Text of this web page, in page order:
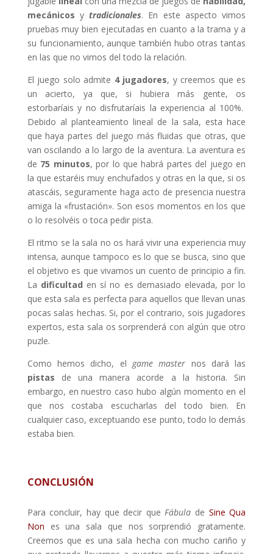
mecánicosy tradicionales. En este aspecto vimos
pruebas muy bien ejecutadas en cuanto a la trama y a
su funcionamiento, aunque también hubo otras tantas
en las que no vimos del todo la relación.
El juego solo admite 4 jugadores, y creemos que es
un acierto, ya que, si hubiera más gente, os
estorbaríais y no disfrutaríais la experiencia al 100%.
Debido al planteamiento lineal de la sala, esta hace
que haya partes del juego más fluidas que otras, que
van oscilando a lo largo de la aventura. La aventura es
de 75 minutos, por lo que habrá partes del juego en
la que estaréis muy enchufados y otras en la que, si os
atascáis, seguramente haga acto de presencia nuestra
amiga la «frustación». Son esos momentos en los que
o lo resolvéis o toca pedir pista.
El ritmo se la sala no os hará vivir una experiencia muy
intensa, aunque tampoco es lo que se busca, sino que
el objetivo es que vivamos un cuento de principio a fin.
La dificultad en sí no es demasiado elevada, por lo
que esta sala es perfecta para aquellos que llevan unas
pocas salas hechas. Si, por el contrario, sois jugadores
expertos, esta sala os sorprenderá con algún que otro
puzle.
Como hemos dicho, el game master nos dará las
pistas de una manera acorde a la historia. Sin
embargo, en nuestro caso hubo algún momento en el
que nos costaba escucharlas del todo bien. En
cualquier caso, exceptuando ese punto, todo lo demás
estaba bien.
CONCLUSIÓN
Para concluir, hay que decir queFábula de Sine Qua
Non es una sala que nos sorprendió gratamente.
Creemos que es una sala hecha con mucho cariño y